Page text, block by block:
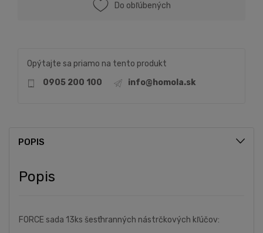
Do obľúbených
Opýtajte sa priamo na tento produkt
0905 200 100
info@homola.sk
POPIS
Popis
FORCE sada 13ks šesťhranných nástrčkových kľúčov: